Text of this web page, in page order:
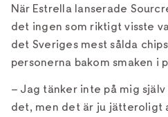
När Estrella lanserade
det ingen som riktigt visste
det Sveriges mest sålda
personerna bakom smaken i
– Jag tänker inte på mig
det, men det är ju jätteroligt